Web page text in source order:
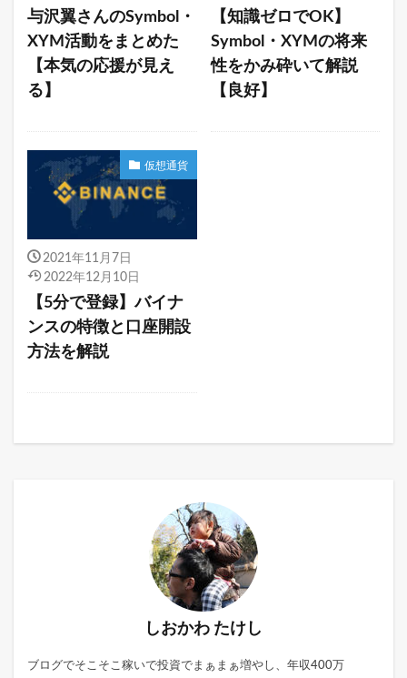
与沢翼さんのSymbol・
XYM活動をまとめた
【本気の応援が見え
る】
【知識ゼロでOK】
Symbol・XYMの将来
性をかみ砕いて解説
【良好】
仮想通貨
2021年11月7日
2022年12月10日
【5分で登録】バイナ
ンスの特徴と口座開設
方法を解説
しおかわ たけし
ブログでそこそこ稼いで投資でまぁまぁ増やし、年収400万